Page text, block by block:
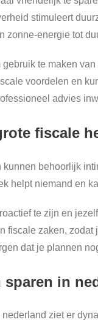
stimuleert
zonne-energie tot
te maken
voordelen en
advies
fiscale
kunnen behoorlijk
helpt niemand en
te zijn en
fiscale zaken,
dat je plannen
sparen in
ziet er